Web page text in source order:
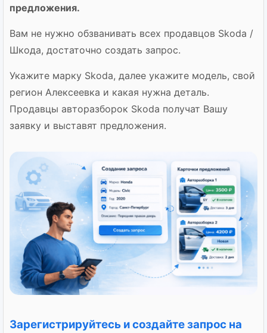
предложения.
Вам не нужно обзванивать всех продавцов Skoda /
Шкода, достаточно создать запрос.
Укажите марку Skoda, далее укажите модель, свой
регион Алексеевка и какая нужна деталь.
Продавцы авторазборок Skoda получат Вашу
заявку и выставят предложения.
Зарегистрируйтесь и создайте запрос на